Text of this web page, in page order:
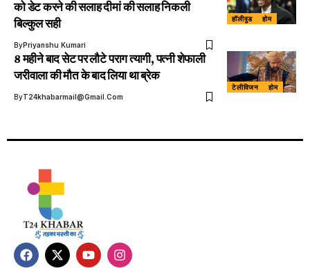
हॉलीवुड होम
को डेट करने की सलाह दीमां की सलाह निकली
बिल्कुल सही
ByPriyanshu Kumari
टेलीविजन होम
8 महीने बाद सेट पर लौटे पराग त्यागी, पत्नी शेफाली
जरीवाला की मौत के बाद लिया था ब्रेक
ByT24khabarmail@gmail.com